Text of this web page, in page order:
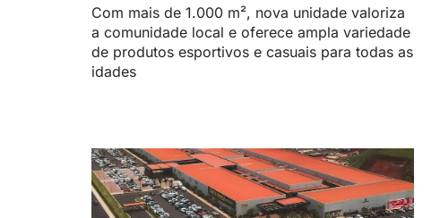
Com mais de 1.000 m², nova unidade valoriza
a comunidade local e oferece ampla variedade
de produtos esportivos e casuais para todas as
idades